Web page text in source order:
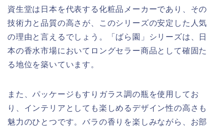
資生堂は日本を代表する化粧品メーカーであり、その
技術力と品質の高さが、このシリーズの安定した人気
の理由と言えるでしょう。「ばら園」シリーズは、日
本の香水市場においてロングセラー商品として確固た
る地位を築いています。
また、パッケージもすりガラス調の瓶を使用してお
り、インテリアとしても楽しめるデザイン性の高さも
魅力のひとつです。バラの香りを楽しみながら、お部